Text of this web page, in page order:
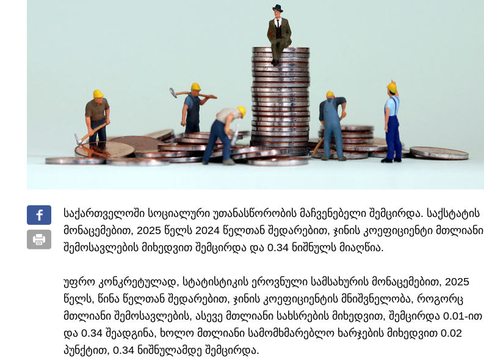
საქართველოში სოციალური უთანასწორობის მაჩვენებელი შემცირდა. საქსტატის
მონაცემებით, 2025 წელს 2024 წელთან შედარებით, ჯინის კოეფიციენტი მთლიანი
შემოსავლების მიხედვით შემცირდა და 0.34 ნიშნულს მიაღწია.
უფრო კონკრეტულად, სტატისტიკის ეროვნული სამსახურის მონაცემებით, 2025
წელს, წინა წელთან შედარებით, ჯინის კოეფიციენტის მნიშვნელობა, როგორც
მთლიანი შემოსავლების, ასევე მთლიანი სახსრების მიხედვით, შემცირდა 0.01-ით
და 0.34 შეადგინა, ხოლო მთლიანი სამომხმარებლო ხარჯების მიხედვით 0.02
პუნქტით, 0.34 ნიშნულამდე შემცირდა.